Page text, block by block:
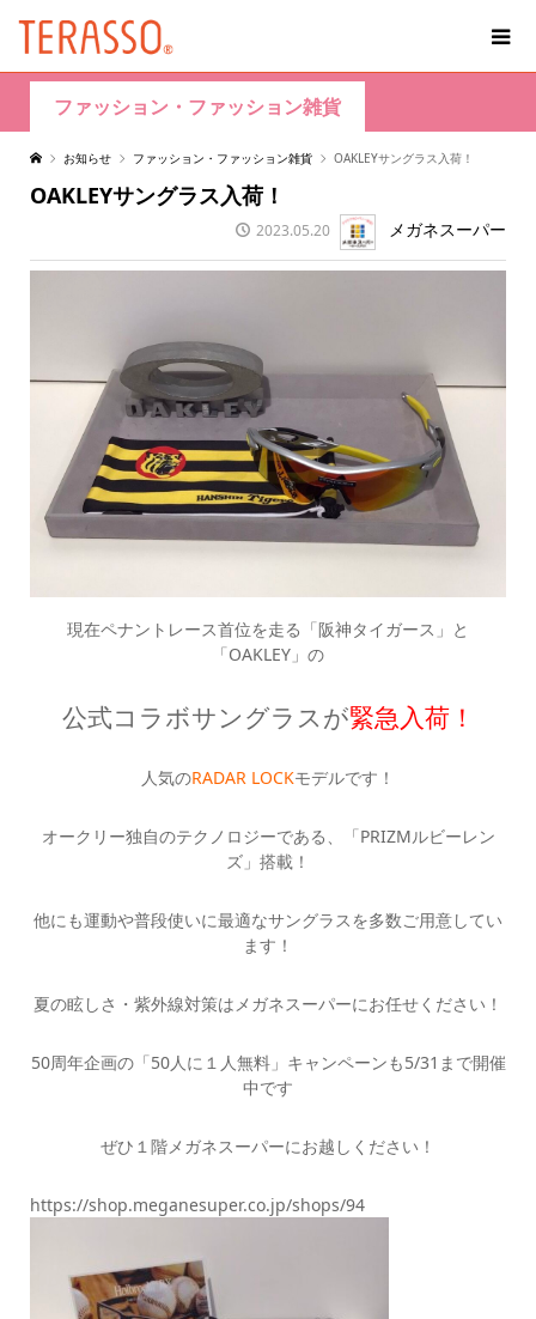
ファッション・ファッション雑貨
お知らせ ファッション・ファッション雑貨 OAKLEYサングラス入荷！
OAKLEYサングラス入荷！
2023.05.20 メガネスーパー
現在ペナントレース首位を走る「阪神タイガース」と
「OAKLEY」の
公式コラボサングラスが緊急入荷！
人気のRADAR LOCKモデルです！
オークリー独自のテクノロジーである、「PRIZMルビーレン
ズ」搭載！
他にも運動や普段使いに最適なサングラスを多数ご用意してい
ます！
夏の眩しさ・紫外線対策はメガネスーパーにお任せください！
50周年企画の「50人に１人無料」キャンペーンも5/31まで開催
中です
ぜひ１階メガネスーパーにお越しください！
https://shop.meganesuper.co.jp/shops/94